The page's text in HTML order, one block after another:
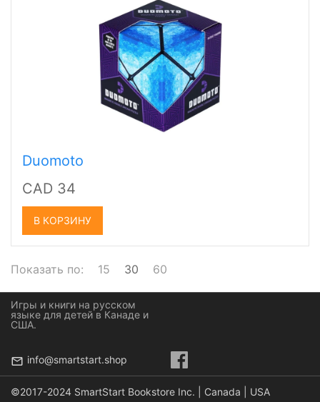
Duomoto
CAD 34
В КОРЗИНУ
Показать по: 15 30 60
Игры и книги на русском
языке для детей в Канаде и
США.
info@smartstart.shop
©2017-2024 SmartStart Bookstore Inc. | Canada | USA